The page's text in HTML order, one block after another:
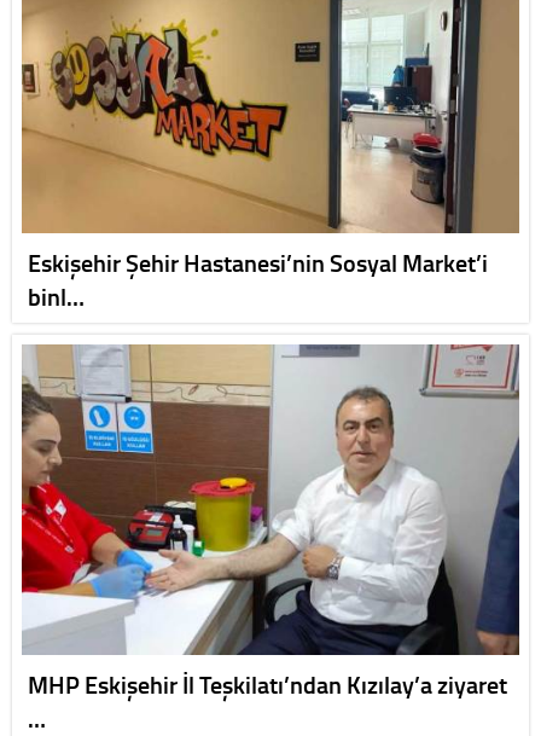
Eskişehir Şehir Hastanesi’nin Sosyal Market’i
binl…
MHP Eskişehir İl Teşkilatı’ndan Kızılay’a ziyaret
…